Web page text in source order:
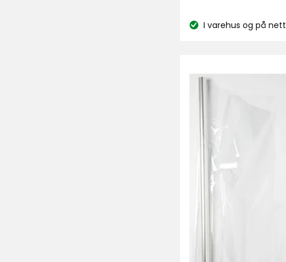
kr
Lagerbalanse:
I varehus og på nett